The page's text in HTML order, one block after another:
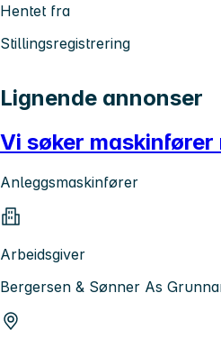
Hentet fra
Stillingsregistrering
Lignende annonser
Vi søker
Anleggsmaskinfører
Arbeidsgiver
Bergersen & Sønner As